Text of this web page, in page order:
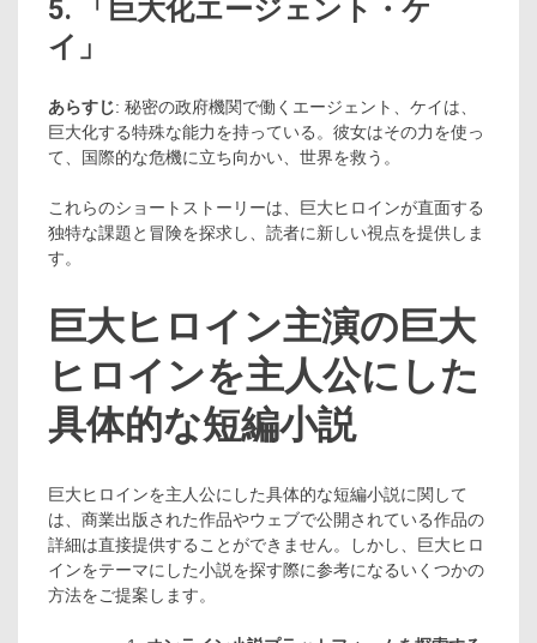
5. 「巨大化エージェント・ケ
イ」
あらすじ: 秘密の政府機関で働くエージェント、ケイは、
巨大化する特殊な能力を持っている。彼女はその力を使っ
て、国際的な危機に立ち向かい、世界を救う。
これらのショートストーリーは、巨大ヒロインが直面する
独特な課題と冒険を探求し、読者に新しい視点を提供しま
す。
巨大ヒロイン主演の巨大
ヒロインを主人公にした
具体的な短編小説
巨大ヒロインを主人公にした具体的な短編小説に関して
は、商業出版された作品やウェブで公開されている作品の
詳細は直接提供することができません。しかし、巨大ヒロ
インをテーマにした小説を探す際に参考になるいくつかの
方法をご提案します。